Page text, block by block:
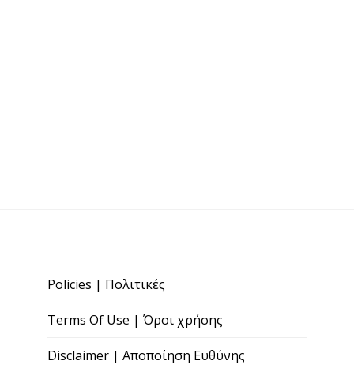
Policies | Πολιτικές
Terms Of Use | Όροι χρήσης
Disclaimer | Αποποίηση Ευθύνης